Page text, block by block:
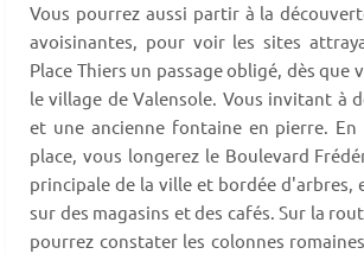
Vous pourrez aussi partir à la
avoisinantes, pour voir les sites
Place Thiers un passage obligé, dès que
le village de Valensole. Vous invitant à
et une ancienne fontaine en pierre.
place, vous longerez le Boulevard
principale de la ville et bordée d'arbres,
sur des magasins et des cafés. Sur la
pourrez constater les colonnes